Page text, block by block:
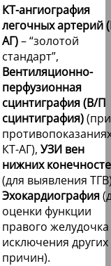
КТ-ангиография
легочных артерий
АГ)– “золотой
стандарт”,
Вентиляционно-
перфузионная
сцинтиграфия (В/П
сцинтиграфия)(при
КТ-АГ), УЗИ вен
нижних
(для выявления
Эхокардиография
оценки функции
правого
исключения других
причин).